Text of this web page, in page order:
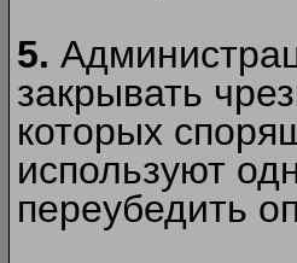
5.
закрывать
которых
используют
переубедить